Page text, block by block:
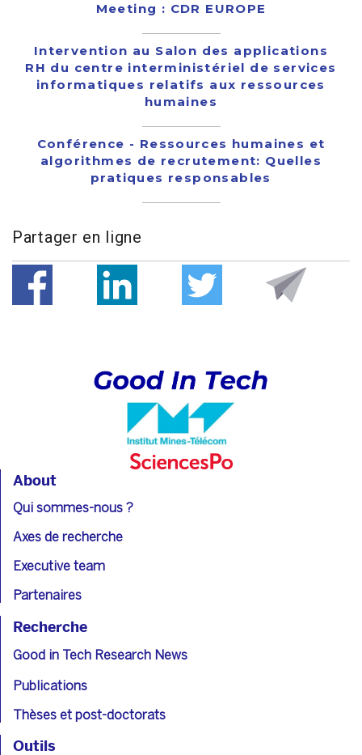
Meeting : CDR EUROPE
Intervention au Salon des applications
RH du centre interministériel de services
informatiques relatifs aux ressources
humaines
Conférence - Ressources humaines et
algorithmes de recrutement: Quelles
pratiques responsables
Partager en ligne
About
Qui sommes-nous ?
Axes de recherche
Executive team
Partenaires
Recherche
Good in Tech Research News
Publications
Thèses et post-doctorats
Outils